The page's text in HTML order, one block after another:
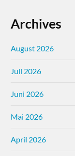
Archives
August 2026
Juli 2026
Juni 2026
Mai 2026
April 2026